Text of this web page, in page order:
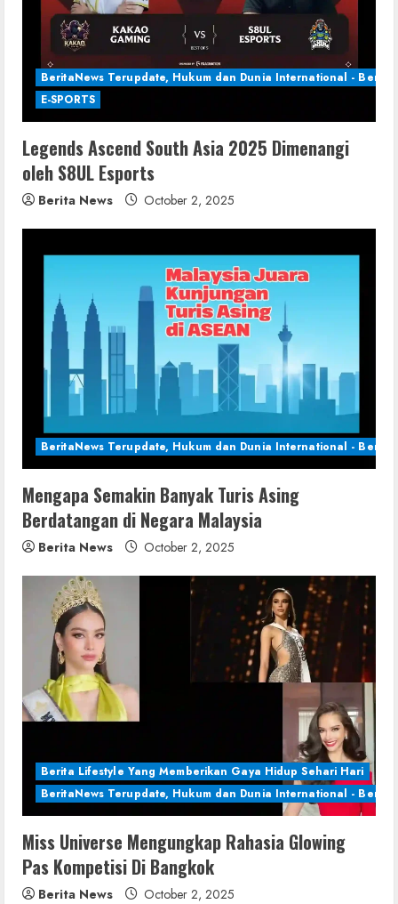
BeritaNews Terupdate, Hukum dan Dunia International - Berita
E-SPORTS
Legends Ascend South Asia 2025 Dimenangi
oleh S8UL Esports
Berita News October 2, 2025
BeritaNews Terupdate, Hukum dan Dunia International - Berita
Mengapa Semakin Banyak Turis Asing
Berdatangan di Negara Malaysia
Berita News October 2, 2025
Berita Lifestyle Yang Memberikan Gaya Hidup Sehari Hari
BeritaNews Terupdate, Hukum dan Dunia International - Berita
Miss Universe Mengungkap Rahasia Glowing
Pas Kompetisi Di Bangkok
Berita News October 2, 2025